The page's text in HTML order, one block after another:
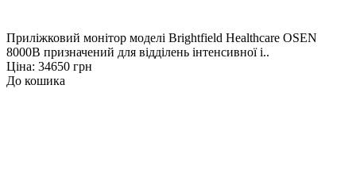
Приліжковий монітор моделі Brightfield Healthcare OSEN
8000B призначений для відділень інтенсивної і..
Ціна: 34650 грн
До кошика